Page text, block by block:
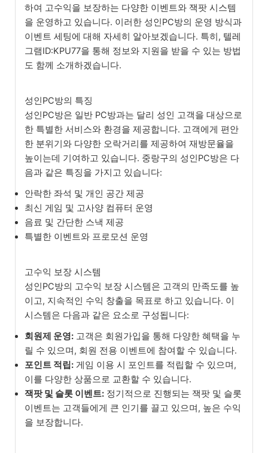
하여 고수익을 보장하는 다양한 이벤트와 잭팟 시스템
을 운영하고 있습니다. 이러한 성인PC방의 운영 방식과
이벤트 세팅에 대해 자세히 알아보겠습니다. 특히, 텔레
그램ID:KPU77을 통해 정보와 지원을 받을 수 있는 방법
도 함께 소개하겠습니다.
성인PC방의 특징
성인PC방은 일반 PC방과는 달리 성인 고객을 대상으로
한 특별한 서비스와 환경을 제공합니다. 고객에게 편안
한 분위기와 다양한 오락거리를 제공하여 재방문율을
높이는데 기여하고 있습니다. 중랑구의 성인PC방은 다
음과 같은 특징을 가지고 있습니다:
안락한 좌석 및 개인 공간 제공
최신 게임 및 고사양 컴퓨터 운영
음료 및 간단한 스낵 제공
특별한 이벤트와 프로모션 운영
고수익 보장 시스템
성인PC방의 고수익 보장 시스템은 고객의 만족도를 높
이고, 지속적인 수익 창출을 목표로 하고 있습니다. 이
시스템은 다음과 같은 요소로 구성됩니다:
회원제 운영: 고객은 회원가입을 통해 다양한 혜택을 누
릴 수 있으며, 회원 전용 이벤트에 참여할 수 있습니다.
포인트 적립: 게임 이용 시 포인트를 적립할 수 있으며,
이를 다양한 상품으로 교환할 수 있습니다.
잭팟 및 슬롯 이벤트: 정기적으로 진행되는 잭팟 및 슬롯
이벤트는 고객들에게 큰 인기를 끌고 있으며, 높은 수익
을 보장합니다.